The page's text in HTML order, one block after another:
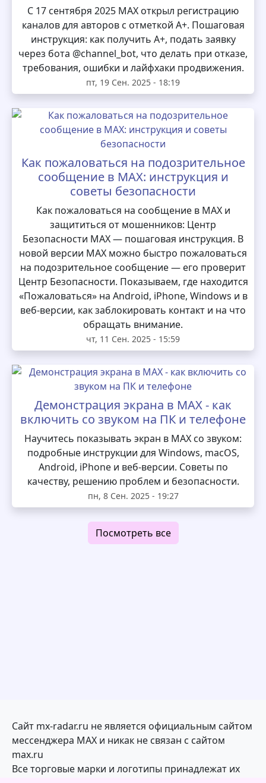
С 17 сентября 2025 MAX открыл регистрацию
каналов для авторов с отметкой А+. Пошаговая
инструкция: как получить А+, подать заявку
через бота @channel_bot, что делать при отказе,
требования, ошибки и лайфхаки продвижения.
пт, 19 Сен. 2025 - 18:19
Как пожаловаться на подозрительное
сообщение в MAX: инструкция и
советы безопасности
Как пожаловаться на сообщение в MAX и
защититься от мошенников: Центр
Безопасности MAX — пошаговая инструкция. В
новой версии MAX можно быстро пожаловаться
на подозрительное сообщение — его проверит
Центр Безопасности. Показываем, где находится
«Пожаловаться» на Android, iPhone, Windows и в
веб-версии, как заблокировать контакт и на что
обращать внимание.
чт, 11 Сен. 2025 - 15:59
Демонстрация экрана в MAX - как
включить со звуком на ПК и телефоне
Научитесь показывать экран в MAX со звуком:
подробные инструкции для Windows, macOS,
Android, iPhone и веб-версии. Советы по
качеству, решению проблем и безопасности.
пн, 8 Сен. 2025 - 19:27
Посмотреть все
Сайт mx-radar.ru не является официальным сайтом
мессенджера MAX и никак не связан с сайтом
max.ru
Все торговые марки и логотипы принадлежат их